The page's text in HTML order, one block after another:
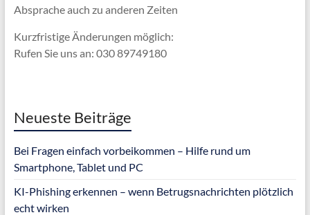
Abspracheauch zu anderen Zeiten
Kurzfristige Änderungen möglich:
Rufen Sie uns an: 030 89749180
Neueste Beiträge
Bei Fragen einfach vorbeikommen – Hilfe rund um
Smartphone, Tablet und PC
KI-Phishing erkennen – wenn Betrugsnachrichten plötzlich
echt wirken